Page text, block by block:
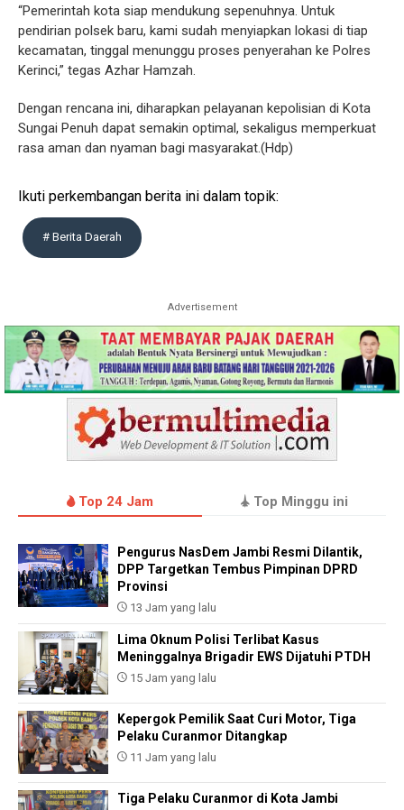
“Pemerintah kota siap mendukung sepenuhnya. Untuk
pendirian polsek baru, kami sudah menyiapkan lokasi di tiap
kecamatan, tinggal menunggu proses penyerahan ke Polres
Kerinci,” tegas Azhar Hamzah.
Dengan rencana ini, diharapkan pelayanan kepolisian di Kota
Sungai Penuh dapat semakin optimal, sekaligus memperkuat
rasa aman dan nyaman bagi masyarakat.(Hdp)
Ikuti perkembangan berita ini dalam topik:
# Berita Daerah
Advertisement
Top 24 Jam Top Minggu ini
Pengurus NasDem Jambi Resmi Dilantik,
DPP Targetkan Tembus Pimpinan DPRD
Provinsi
13 Jam yang lalu
Lima Oknum Polisi Terlibat Kasus
Meninggalnya Brigadir EWS Dijatuhi PTDH
15 Jam yang lalu
Kepergok Pemilik Saat Curi Motor, Tiga
Pelaku Curanmor Ditangkap
11 Jam yang lalu
Tiga Pelaku Curanmor di Kota Jambi